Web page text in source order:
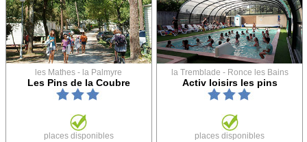
les Mathes - la Palmyre
Les Pins de la Coubre
places disponibles
la Tremblade - Ronce les Bains
Activ loisirs les pins
places disponibles